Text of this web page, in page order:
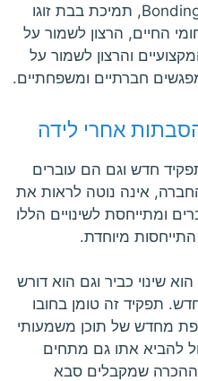
קשר הנקרא בשפה המקצועית Bonding, תמיכת בבת זוגו
החיים, הרצון לשמור על
והרצון לשמור על
חברתיים ומשפחתיים.
אחרי לידה
חדש וגם הם עוברים
אינה נוטה לראות את
ומתייחסת לשינויים הללו
מיוחדת.
שינוי כביר וגם הוא דורש
תפקיד זה טומן בחובו
מחדש של תוכן משמעותי
להביא אתו גם מתחים
ההכרה שמקבלים סבא